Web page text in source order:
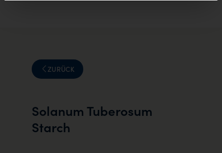
ZURÜCK
Solanum Tuberosum
Starch